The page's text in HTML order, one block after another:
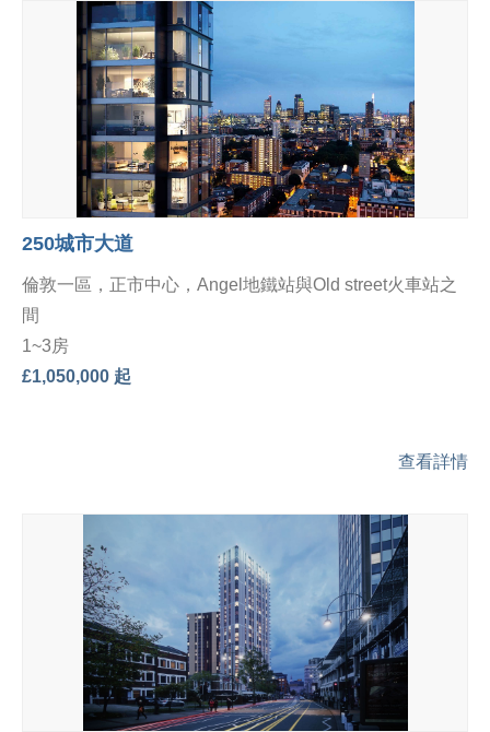
250城市大道
倫敦一區，正市中心，Angel地鐵站與Old street火車站之
間
1~3房
£1,050,000 起
查看詳情